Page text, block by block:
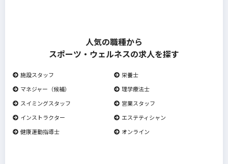
人気の職種から
スポーツ・ウェルネスの求人を探す
施設スタッフ
栄養士
マネジャー（候補）
理学療法士
スイミングスタッフ
営業スタッフ
インストラクター
エステティシャン
健康運動指導士
オンライン